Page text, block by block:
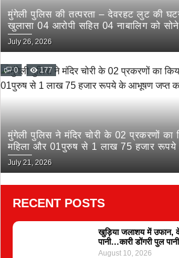
मुंगेली पुलिस की तत्परता – देवरहट लुट की
खुलासा 04 आरोपी सहित 04 नाबालिग को
किया गिरफ्तार
July 26, 2026
0 177
मुंगेली पुलिस ने मंदिर चोरी के 02 प्रकरणों का
महिला और 01पुरुष से 1 लाख 75 हजार
भेजा जेल
July 21, 2026
RECENT POSTS
खुड़िया जलाशय में उफान,
पानी…कारी डोंगरी पुल
August 10, 2026